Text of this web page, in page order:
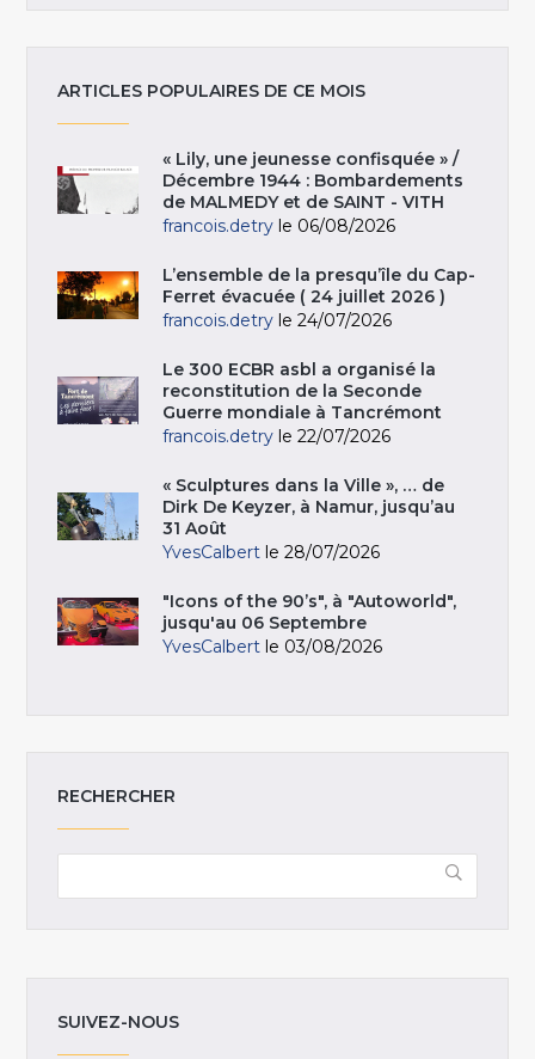
ARTICLES POPULAIRES DE CE MOIS
« Lily, une jeunesse confisquée » /
Décembre 1944 : Bombardements
de MALMEDY et de SAINT - VITH
francois.detry le 06/08/2026
L’ensemble de la presqu’île du Cap-
Ferret évacuée ( 24 juillet 2026 )
francois.detry le 24/07/2026
Le 300 ECBR asbl a organisé la
reconstitution de la Seconde
Guerre mondiale à Tancrémont
francois.detry le 22/07/2026
« Sculptures dans la Ville », … de
Dirk De Keyzer, à Namur, jusqu’au
31 Août
YvesCalbert le 28/07/2026
"Icons of the 90’s", à "Autoworld",
jusqu'au 06 Septembre
YvesCalbert le 03/08/2026
RECHERCHER
SUIVEZ-NOUS